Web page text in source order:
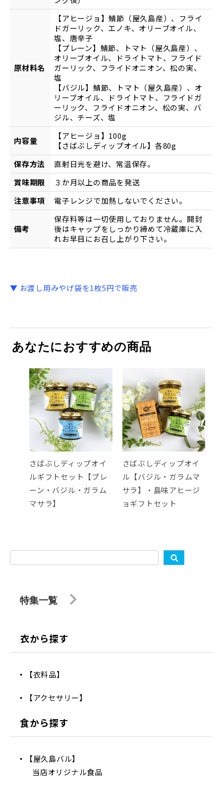
原材料名
【アヒージョ】鯖節（屋久島産）、フライ
ドガーリック、エノキ、オリーブオイル、
塩、唐辛子
【プレーン】鯖節、トマト（屋久島産）、
オリーブオイル、ドライトマト、フライド
ガーリック、フライドオニオン、松の実、
塩
【バジル】鯖節、トマト（屋久島産）、オ
リーブオイル、ドライトマト、フライドガ
ーリック、フライドオニオン、松の実、バ
ジル、チーズ、塩
内容量
【アヒージョ】100g
【さばぶしディップオイル】各80g
保存方法
直射日光を避け、常温保存。
賞味期限
３か月以上の商品を発送
注意事項
電子レンジで加熱しないでください。
備考
保存料等は一切使用しておりません。開封
後はキャップをしっかり締めて冷蔵庫に入
れお早目にお召し上がり下さい。
▼ お渡し用みやげ袋を1枚5円で販売
あなたにおすすめの商品
さばぶしディップオイ
ルギフトセット【プレ
ーン・バジル・ガラム
マサラ】
さばぶしディップオイ
ル【バジル・ガラムマ
サラ】・島味アヒージ
ョギフトセット
特集一覧
衣から探す
【衣料品】
【アクセサリー】
食から探す
【屋久島バル】
当店オリジナル食品